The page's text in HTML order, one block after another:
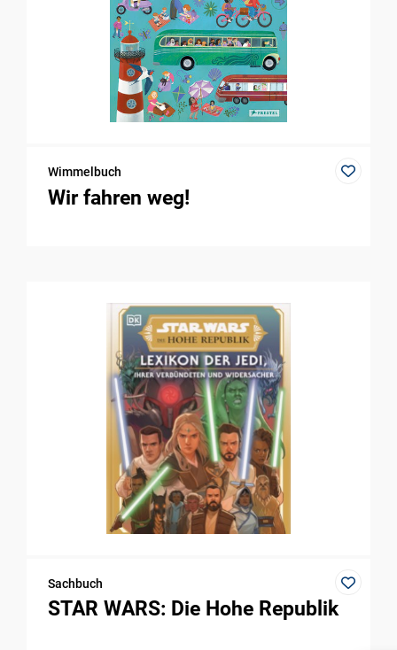
Wimmelbuch
Wir fahren weg!
Sachbuch
STAR WARS: Die Hohe Republik